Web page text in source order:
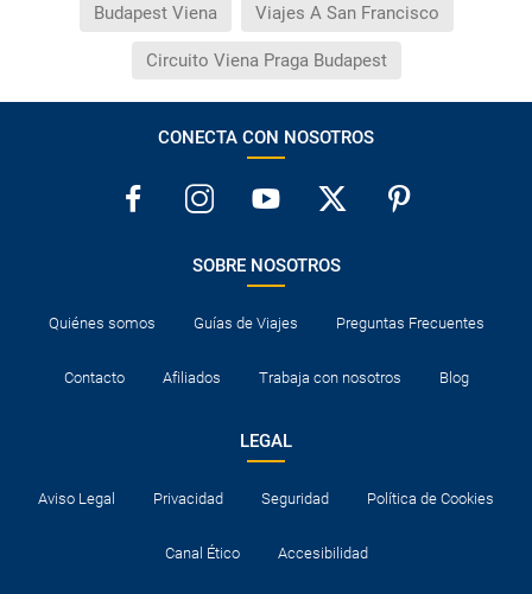
Budapest Viena Viajes A San Francisco
Circuito Viena Praga Budapest
CONECTA CON NOSOTROS
SOBRE NOSOTROS
Quiénes somos Guías de Viajes Preguntas Frecuentes
Contacto Afiliados Trabaja con nosotros Blog
LEGAL
Aviso Legal Privacidad Seguridad Política de Cookies
Canal Ético Accesibilidad